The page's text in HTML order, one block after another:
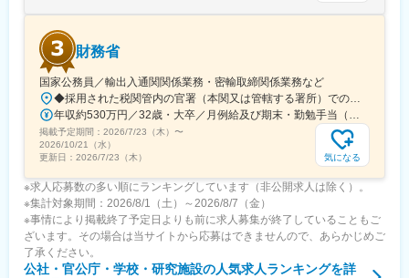
財務省
国家公務員／輸出入通関関係業務・密輸取締関係業務など
◆採用された税関管内の官署（本関又は管轄する署所）での勤務となります。採用後は、他の官署に転勤（含、住居を異にする転勤）することもあります。【参考】税関の管轄区域https://www.customs.go.jp/zeikan/zeikan-kankatsu.pdf【各税関の本関（本部）の所在地】・函館税関本関（北海道函館市海岸町24-4）・東京税関本関（東京都江東区青海2-7-11）・横浜税関本関（神奈川県横浜市中区海岸通1-1）・名古屋税関本関（愛知県名古屋市港区入船2-3-12）・大阪税関本関（大阪府大阪市港区築港4-10-3）・神戸税関本関（兵庫県神戸市中央区新港町12-1）・門司税関本関（福岡県北九州市門司区西海岸町1-3-10）・長崎税関本関（長崎県長崎市出島町1-36）・沖縄地区税関本関（沖縄県那覇市おもろまち2-1-1 6F）
年収約530万円／32歳・大卒／月例給及び期末・勤勉手当（東京都特別区勤務） ※上記モデル例は、参考であり、個人の経歴や業務内容等を踏まえての算定
掲載予定期間： 2026/7/23（木） 〜
2026/10/21（水）
更新日： 2026/7/23（木） 気になる
※求人応募数の多い順にランキングしています（非公開求人は除く）。
※集計対象期間：2026/8/1（土）～2026/8/7（金）
※事情により掲載終了予定日よりも前に求人募集が終了していることもご
ざいます。その場合は当サイトから応募はできませんので、あらかじめご
了承ください。
公社・官公庁・学校・研究施設の人気求人ランキングを詳